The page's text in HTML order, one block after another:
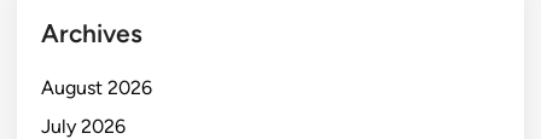
Archives
August 2026
July 2026